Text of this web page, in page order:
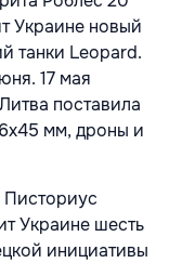
Украине новый
танки Leopard.
17 мая
поставила
мм, дроны и
Украине шесть
инициативы